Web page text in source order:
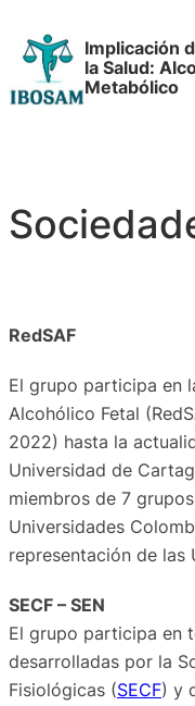
contenido
Implicación
la Salud:
Metabólico
RedSAF
El grupo participa en
Alcohólico Fetal
2022) hasta la
Universidad de
miembros de 7
Universidades
representación de las
SECF – SEN
El grupo participa en
desarrolladas por la
Fisiológicas (SECF) y